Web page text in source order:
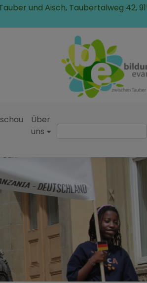
und Aisch, Taubertalweg 42,
Über
uns